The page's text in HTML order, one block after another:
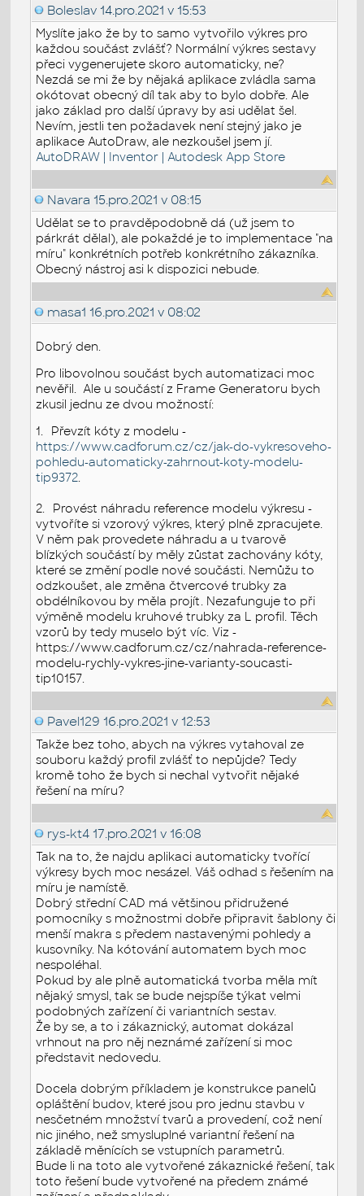
Boleslav 14.pro.2021 v 15:53
Myslíte jako že by to samo vytvořilo výkres pro
každou součást zvlášť? Normální výkres sestavy
přeci vygenerujete skoro automaticky, ne?
Nezdá se mi že by nějaká aplikace zvládla sama
okótovat obecný díl tak aby to bylo dobře. Ale
jako základ pro další úpravy by asi udělat šel.
Nevím, jestli ten požadavek není stejný jako je
aplikace AutoDraw, ale nezkoušel jsem jí.
AutoDRAW | Inventor | Autodesk App Store
Navara 15.pro.2021 v 08:15
Udělat se to pravděpodobně dá (už jsem to
párkrát dělal), ale pokaždé je to implementace "na
míru" konkrétních potřeb konkrétního zákazníka.
Obecný nástroj asi k dispozici nebude.
masa1 16.pro.2021 v 08:02
Dobrý den.
Pro libovolnou součást bych automatizaci moc
nevěřil. Ale u součástí z Frame Generatoru bych
zkusil jednu ze dvou možností:
1.
Převzít kóty z modelu -
https://www.cadforum.cz/cz/jak-do-vykresoveho-
pohledu-automaticky-zahrnout-koty-modelu-
tip9372.
2.
Provést náhradu reference modelu výkresu -
vytvoříte si vzorový výkres, který plně zpracujete.
V něm pak provedete náhradu a u tvarově
blízkých součástí by měly zůstat zachovány kóty,
které se změní podle nové součásti. Nemůžu to
odzkoušet, ale změna čtvercové trubky za
obdélníkovou by měla projít. Nezafunguje to při
výměně modelu kruhové trubky za L profil. Těch
vzorů by tedy muselo být víc. Viz -
https://www.cadforum.cz/cz/nahrada-reference-
modelu-rychly-vykres-jine-varianty-soucasti-
tip10157.
Pavel129 16.pro.2021 v 12:53
Takže bez toho, abych na výkres vytahoval ze
souboru každý profil zvlášť to nepůjde? Tedy
kromě toho že bych si nechal vytvořit nějaké
řešení na míru?
rys-kt4 17.pro.2021 v 16:08
Tak na to, že najdu aplikaci automaticky tvořící
výkresy bych moc nesázel. Váš odhad s řešením na
míru je namístě.
Dobrý střední CAD má většinou přidružené
pomocníky s možnostmi dobře připravit šablony či
menší makra s předem nastavenými pohledy a
kusovníky. Na kótování automatem bych moc
nespoléhal.
Pokud by ale plně automatická tvorba měla mít
nějaký smysl, tak se bude nejspíše týkat velmi
podobných zařízení či variantních sestav.
Že by se, a to i zákaznický, automat dokázal
vrhnout na pro něj neznámé zařízení si moc
představit nedovedu.
Docela dobrým příkladem je konstrukce panelů
opláštění budov, které jsou pro jednu stavbu v
nesčetném množství tvarů a provedení, což není
nic jiného, než smysluplné variantní řešení na
základě měnících se vstupních parametrů.
Bude li na toto ale vytvořené zákaznické řešení, tak
toto řešení bude vytvořené na předem známé